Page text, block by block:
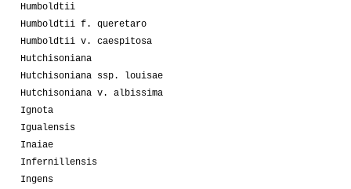
Humboldtii
Humboldtii f. queretaro
Humboldtii v. caespitosa
Hutchisoniana
Hutchisoniana ssp. louisae
Hutchisoniana v. albissima
Ignota
Igualensis
Inaiae
Infernillensis
Ingens